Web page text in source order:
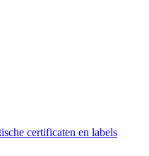
certificaten en labels